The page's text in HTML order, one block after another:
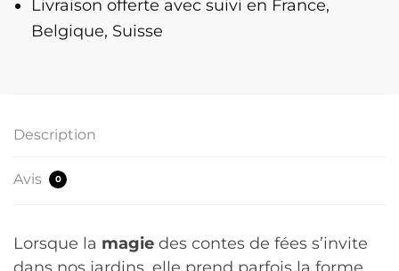
-
Vaillant
Livraison offerte avec suivi en France,
Belgique, Suisse
Description
Avis 0
Lorsque la magie des contes de fées s’invite